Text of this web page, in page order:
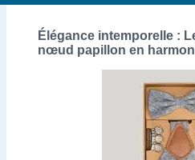
Élégance intemporelle :
nœud papillon en